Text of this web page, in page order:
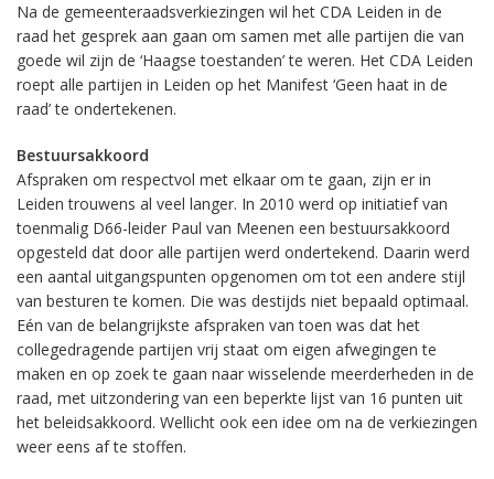
Na de gemeenteraadsverkiezingen wil het CDA Leiden in de
raad het gesprek aan gaan om samen met alle partijen die van
goede wil zijn de ‘Haagse toestanden’ te weren. Het CDA Leiden
roept alle partijen in Leiden op het Manifest ‘Geen haat in de
raad’ te ondertekenen.
Bestuursakkoord
Afspraken om respectvol met elkaar om te gaan, zijn er in
Leiden trouwens al veel langer. In 2010 werd op initiatief van
toenmalig D66-leider Paul van Meenen een bestuursakkoord
opgesteld dat door alle partijen werd ondertekend. Daarin werd
een aantal uitgangspunten opgenomen om tot een andere stijl
van besturen te komen. Die was destijds niet bepaald optimaal.
Eén van de belangrijkste afspraken van toen was dat het
collegedragende partijen vrij staat om eigen afwegingen te
maken en op zoek te gaan naar wisselende meerderheden in de
raad, met uitzondering van een beperkte lijst van 16 punten uit
het beleidsakkoord. Wellicht ook een idee om na de verkiezingen
weer eens af te stoffen.